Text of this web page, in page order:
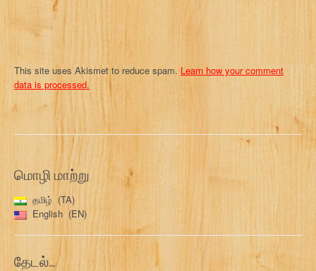
This site uses Akismet to reduce spam. Learn how your comment
data is processed.
மொழி மாற்று
தமிழ்
TA
English
EN
தேடல்…